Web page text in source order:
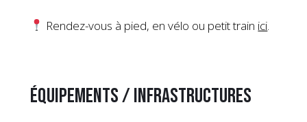
Rendez-vous à pied, en vélo ou petit train ici.
Équipements / Infrastructures